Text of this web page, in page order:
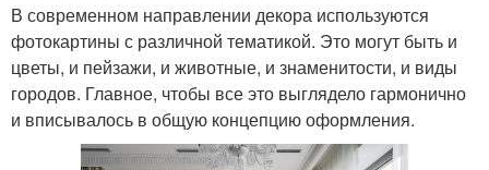
В современном направлении декора используются
фотокартины с различной тематикой. Это могут быть и
цветы, и пейзажи, и животные, и знаменитости, и виды
городов. Главное, чтобы все это выглядело гармонично
и вписывалось в общую концепцию оформления.